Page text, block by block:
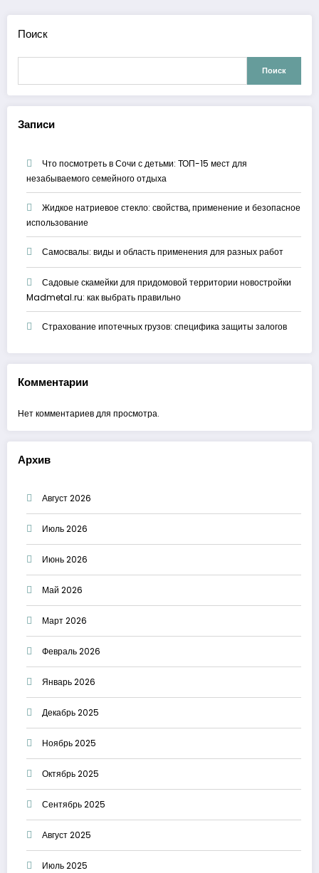
Поиск
Поиск
Записи
Что посмотреть в Сочи с детьми: ТОП-15 мест для
незабываемого семейного отдыха
Жидкое натриевое стекло: свойства, применение и безопасное
использование
Самосвалы: виды и область применения для разных работ
Садовые скамейки для придомовой территории новостройки
Madmetal.ru: как выбрать правильно
Страхование ипотечных грузов: специфика защиты залогов
Комментарии
Нет комментариев для просмотра.
Архив
Август 2026
Июль 2026
Июнь 2026
Май 2026
Март 2026
Февраль 2026
Январь 2026
Декабрь 2025
Ноябрь 2025
Октябрь 2025
Сентябрь 2025
Август 2025
Июль 2025